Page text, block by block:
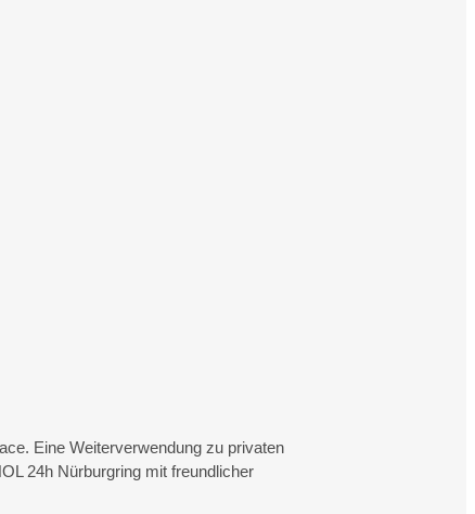
Eine Weiterverwendung zu privaten
24h Nürburgring mit freundlicher